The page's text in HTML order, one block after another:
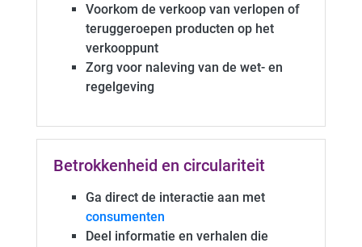
Voorkom de verkoop van verlopen of
teruggeroepen producten op het
verkooppunt
Zorg voor naleving van de wet- en
regelgeving
Betrokkenheid en circulariteit
Ga direct de interactie aan met
consumenten
Deel informatie en verhalen die